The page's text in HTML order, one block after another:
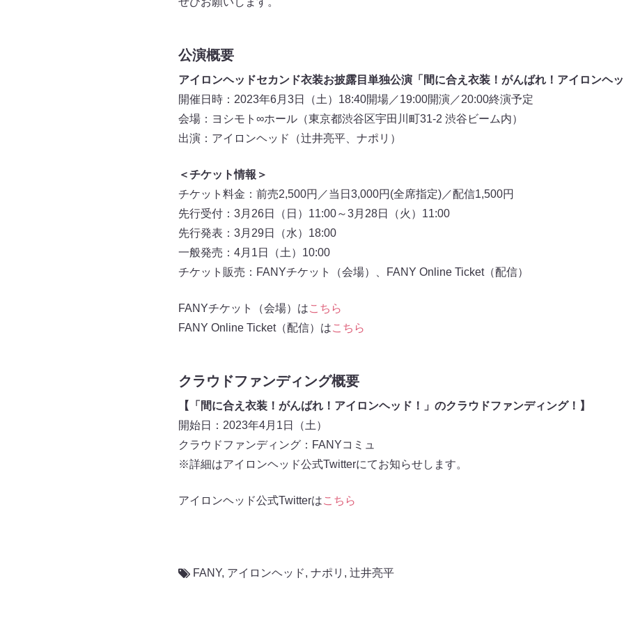
公演概要
アイロンヘッドセカンド衣装お披露目単独公演「間に合え衣装！がんばれ！アイロンヘ
開催日時：2023年6月3日（土）18:40開場／19:00開演／20:00終演予定
会場：ヨシモト∞ホール（東京都渋谷区宇田川町31-2 渋谷ビーム内）
出演：アイロンヘッド（辻井亮平、ナポリ）
＜チケット情報＞
チケット料金：前売2,500円／当日3,000円(全席指定)／配信1,500円
先行受付：3月26日（日）11:00～3月28日（火）11:00
先行発表：3月29日（水）18:00
一般発売：4月1日（土）10:00
チケット販売：FANYチケット（会場）、FANY Online Ticket（配信）
FANYチケット（会場）はこちら
FANY Online Ticket（配信）はこちら
クラウドファンディング概要
【「間に合え衣装！がんばれ！アイロンヘッド！」のクラウドファンディング！】
開始日：2023年4月1日（土）
クラウドファンディング：FANYコミュ
※詳細はアイロンヘッド公式Twitterにてお知らせします。
アイロンヘッド公式Twitterはこちら
FANY, アイロンヘッド, ナポリ , 辻井亮平